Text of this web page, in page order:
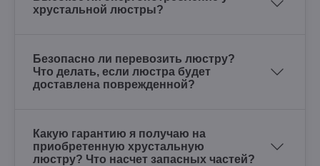
хрустальной люстры?
Безопасно ли перевозить люстру?
Что делать, если люстра будет
доставлена поврежденной?
Какую гарантию я получаю на
приобретенную хрустальную
люстру? Что насчет запасных частей?